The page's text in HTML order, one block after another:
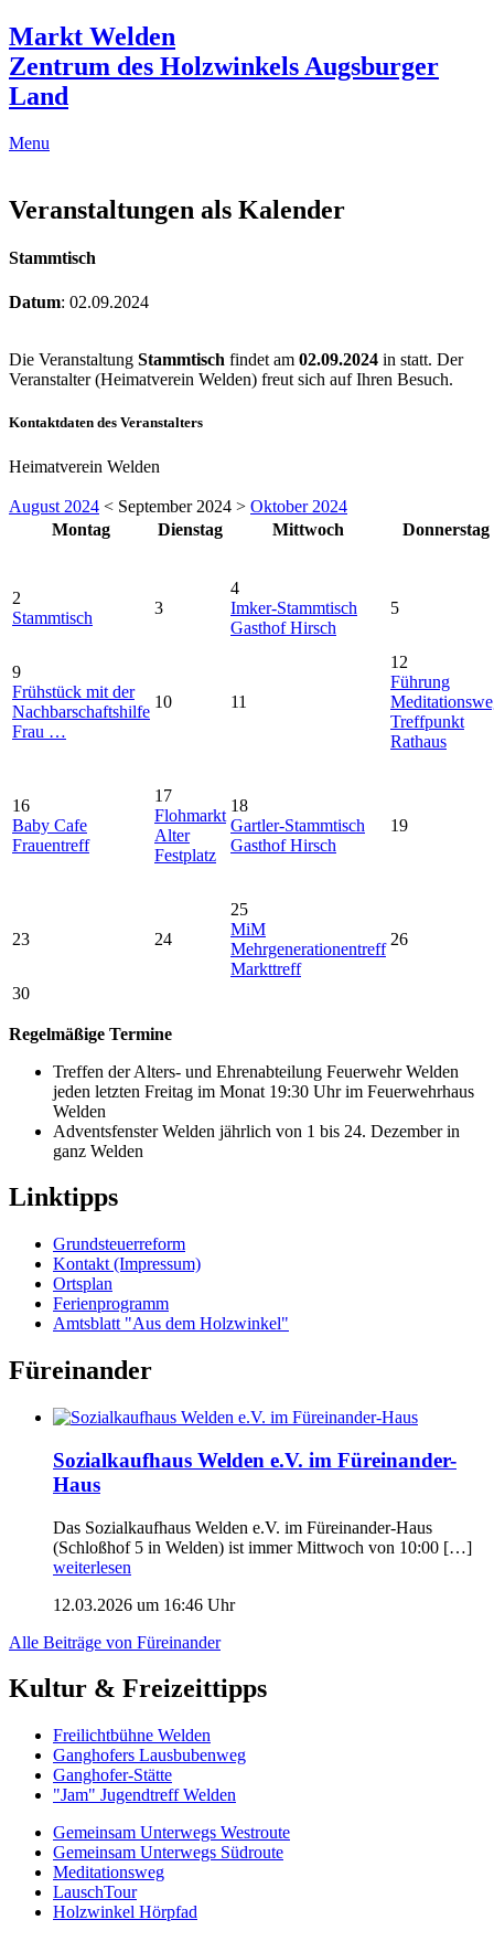
Markt Welden
Zentrum des Holzwinkels Augsburger
Land
Menu
Veranstaltungen als Kalender
Stammtisch
Datum: 02.09.2024
Die Veranstaltung Stammtisch findet am 02.09.2024 in statt. Der
Veranstalter (Heimatverein Welden) freut sich auf Ihren Besuch.
Kontaktdaten des Veranstalters
Heimatverein Welden
August 2024 < September 2024 > Oktober 2024
Montag
Dienstag Mittwoch Donnerstag
2
Stammtisch
3
4
Imker-Stammtisch
Gasthof Hirsch
5
9
Frühstück mit der
Nachbarschaftshilfe
Frau …
10 11
12
Führung
Treffpunkt
Rathaus
16
Baby Cafe
Frauentreff
17
Flohmarkt
Alter
Festplatz
18
Gartler-Stammtisch
Gasthof Hirsch
19
23 24
25
MiM
Mehrgenerationentreff
Markttreff
26
30
Regelmäßige Termine
Treffen der Alters- und Ehrenabteilung Feuerwehr Welden
jeden letzten Freitag im Monat 19:30 Uhr im Feuerwehrhaus
Welden
Adventsfenster Welden jährlich von 1 bis 24. Dezember in
ganz Welden
Linktipps
Grundsteuerreform
Kontakt (Impressum)
Ortsplan
Ferienprogramm
Amtsblatt "Aus dem Holzwinkel"
Füreinander
Sozialkaufhaus Welden e.V. im Füreinander-
Haus
Das Sozialkaufhaus Welden e.V. im Füreinander-Haus
(Schloßhof 5 in Welden) ist immer Mittwoch von 10:00 […]
weiterlesen
12.03.2026 um 16:46 Uhr
Alle Beiträge von Füreinander
Kultur & Freizeittipps
Freilicht­bühne Welden
Ganghofers Lausbubenweg
Ganghofer-Stätte
"Jam" Jugendtreff Welden
Gemeinsam Unterwegs Westroute
Gemeinsam Unterwegs Südroute
Meditationsweg
LauschTour
Holzwinkel Hörpfad